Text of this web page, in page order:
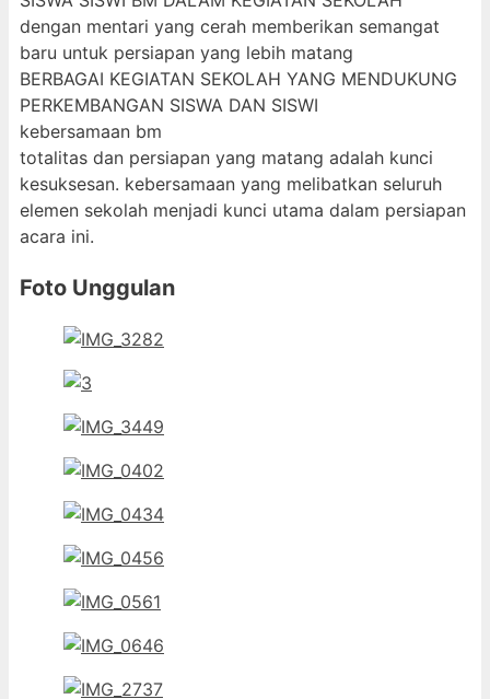
dengan mentari yang cerah memberikan semangat
baru untuk persiapan yang lebih matang
BERBAGAI KEGIATAN SEKOLAH YANG MENDUKUNG
PERKEMBANGAN SISWA DAN SISWI
kebersamaan bm
totalitas dan persiapan yang matang adalah kunci
kesuksesan. kebersamaan yang melibatkan seluruh
elemen sekolah menjadi kunci utama dalam persiapan
acara ini.
Foto Unggulan